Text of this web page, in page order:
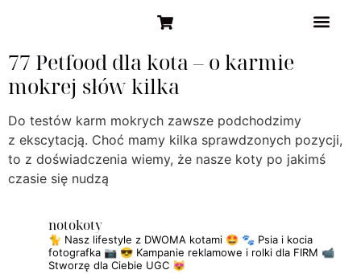
77 Petfood dla kota – o karmie
mokrej słów kilka
Do testów karm mokrych zawsze podchodzimy
z ekscytacją. Choć mamy kilka sprawdzonych pozycji,
to z doświadczenia wiemy, że nasze koty po jakimś
czasie się nudzą
notokoty
🐈 Nasz lifestyle z DWOMA kotami 🤩 🐾 Psia i kocia
fotografka 📷 😎 Kampanie reklamowe i rolki dla FIRM 📹
Stworzę dla Ciebie UGC 😻